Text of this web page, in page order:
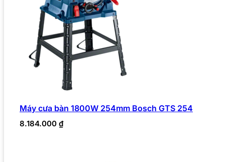
Máy cưa bàn 1800W 254mm Bosch GTS 254
8.184.000 ₫